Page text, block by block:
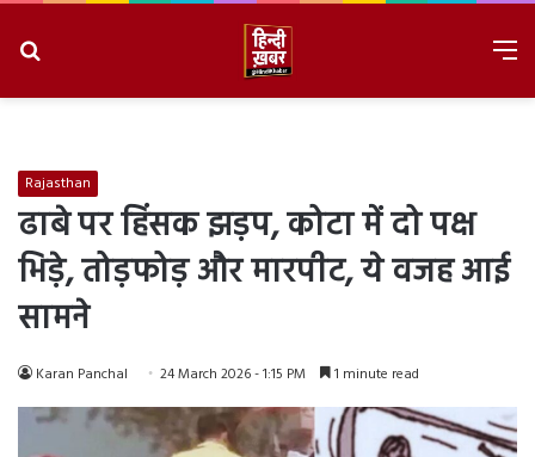
Rajasthan
ढाबे पर हिंसक झड़प, कोटा में दो पक्ष
भिड़े, तोड़फोड़ और मारपीट, ये वजह आई
सामने
Karan Panchal 24 March 2026 - 1:15 PM 1 minute read